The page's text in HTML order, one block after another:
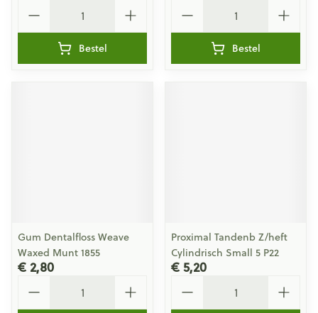
Bestel Bestel
Gum Dentalfloss Weave
Waxed Munt 1855
€ 2,80
Proximal Tandenb Z/heft
Cylindrisch Small 5 P22
€ 5,20